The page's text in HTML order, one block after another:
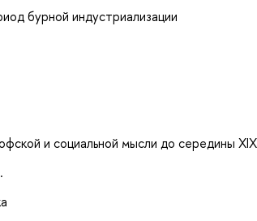
бурной индустриализации
и социальной мысли до середины XIX